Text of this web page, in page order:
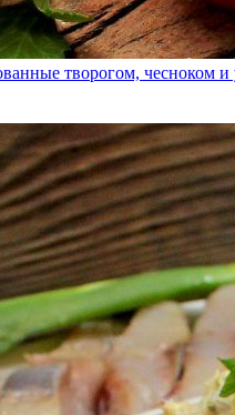
творогом, чесноком и